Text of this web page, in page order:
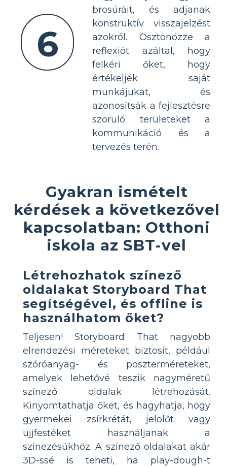
6
brosúráit, és adjanak
konstruktív visszajelzést
azokról. Ösztönözze a
reflexiót azáltal, hogy
felkéri őket, hogy
értékeljék saját
munkájukat, és
azonosítsák a fejlesztésre
szoruló területeket a
kommunikáció és a
tervezés terén.
Gyakran ismételt
kérdések a következővel
kapcsolatban: Otthoni
iskola az SBT-vel
Létrehozhatok színező
oldalakat Storyboard That
segítségével, és offline is
használhatom őket?
Teljesen! Storyboard That nagyobb
elrendezési méreteket biztosít, például
szóróanyag- és poszterméreteket,
amelyek lehetővé teszik nagyméretű
színező oldalak létrehozását.
Kinyomtathatja őket, és hagyhatja, hogy
gyermekei zsírkrétát, jelölőt vagy
ujjfestéket használjanak a
színezésükhöz. A színező oldalakat akár
3D-ssé is teheti, ha play-dough-t